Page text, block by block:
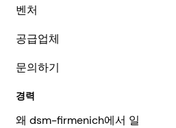
벤처
공급업체
문의하기
경력
왜 dsm-firmenich에서 일